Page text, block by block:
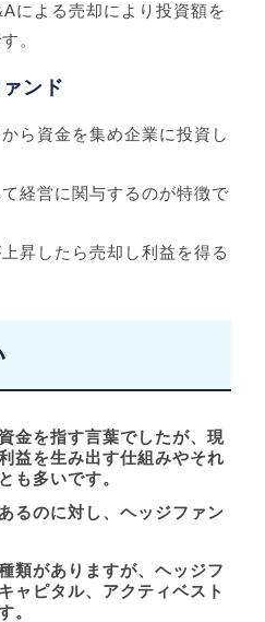
による売却により投資額を
。
ンド
ら資金を集め企業に投資し
経営に関与するのが特徴で
昇したら売却し利益を得る
金を指す言葉でしたが、現
益を生み出す仕組みやそれ
も多いです。
るのに対し、ヘッジファン
類がありますが、ヘッジフ
ャピタル、アクティベスト
。